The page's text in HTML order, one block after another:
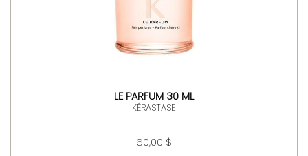
LE PARFUM 30 ML
KÉRASTASE
60,00 $